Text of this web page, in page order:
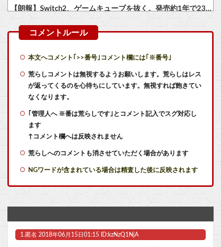
【朗報】Switch2、ゲームキューブを抜く。発売約1年で2368万台突破
フロム「ナイトレインチーム解散してターニッシュエディション完成させました」←これｗｗｗｗ
【艦これ】もちもちーの本気 他
【艦これ】競泳水着いんのかよ
【NEEDY GIRL OVERDOSE】グッスマ「超絶最かわてんしちゃん Anniversary Party Ver.」フィギュア【明日発売！】他
【ウマ娘】プリコネ8.5周年直前生放送にて、プリコネ×ウマ娘コラボの開催について告知が！？今秋予定で詳細については後日発表とのこと。※動画リンク有
本文へコメント｢>>番号｣コメント欄には｢※番号｣
荒らしコメントは無視するようお願いします。荒らしはレス
が返ってくるのを心待ちにしています。無視すれば飽きてい
なくなります。
｢管理人へ ※番は荒らしです｣とコメント記入でスグ対応し
ます
↑コメント欄へは反映されません
荒らしへのコメントも消させていただく場合があります
NGワードが含まれている場合は精査した後に反映されます
1. 匿名 2018年06月15日01:15 ID:kzNzQ1NjA